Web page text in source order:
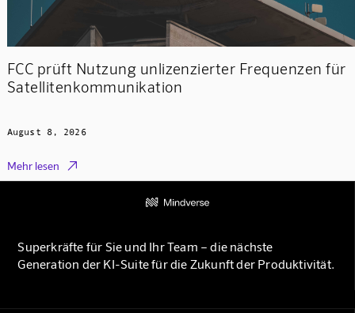
FCC prüft Nutzung unlizenzierter Frequenzen für
Satellitenkommunikation
August 8, 2026
Mehr lesen 
Superkräfte für Sie und Ihr Team – die nächste
Generation der KI-Suite für die Zukunft der Produktivität.